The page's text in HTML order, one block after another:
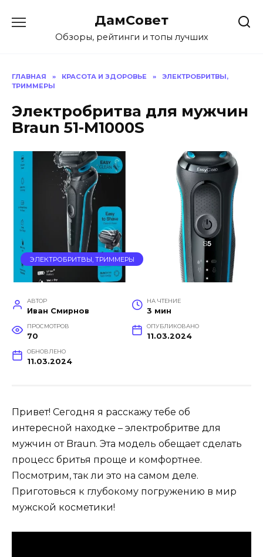
содержанию
ДамСовет
Обзоры, рейтинги и топы лучших
ГЛАВНАЯ » КРАСОТА И ЗДОРОВЬЕ »
ЭЛЕКТРОБРИТВЫ,
ТРИММЕРЫ
Электробритва для мужчин
Braun 51-M1000S
ЭЛЕКТРОБРИТВЫ, ТРИММЕРЫ
АВТОР
Иван Смирнов
НА ЧТЕНИЕ
3 мин
ПРОСМОТРОВ
70
ОПУБЛИКОВАНО
11.03.2024
ОБНОВЛЕНО
11.03.2024
Привет! Сегодня я расскажу тебе об
интересной находке – электробритве для
мужчин от Braun. Эта модель обещает сделать
процесс бритья проще и комфортнее.
Посмотрим, так ли это на самом деле.
Приготовься к глубокому погружению в мир
мужской косметики!